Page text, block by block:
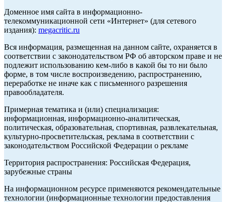
Доменное имя сайта в информационно-
телекоммуникационной сети «Интернет» (для сетевого
издания): megacritic.ru
Вся информация, размещенная на данном сайте, охраняется в
соответствии с законодательством РФ об авторском праве и не
подлежит использованию кем-либо в какой бы то ни было
форме, в том числе воспроизведению, распространению,
переработке не иначе как с письменного разрешения
правообладателя.
Примерная тематика и (или) специализация:
информационная, информационно-аналитическая,
политическая, образовательная, спортивная, развлекательная,
культурно-просветительская, реклама в соответствии с
законодательством Российской Федерации о рекламе
Территория распространения: Российская Федерация,
зарубежные страны
На информационном ресурсе применяются рекомендательные
технологии (информационные технологии предоставления